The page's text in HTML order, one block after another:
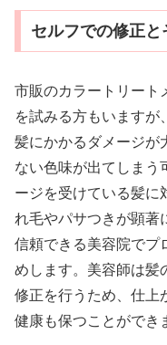
セルフでの修正と
市販のカラートリート
を試みる方もいますが
髪にかかるダメージが
ない色味が出てしまう
ージを受けている髪に
れ毛やパサつきが顕著
信頼できる美容院でプ
めします。美容師は髪
修正を行うため、仕上
健康も保つことができ